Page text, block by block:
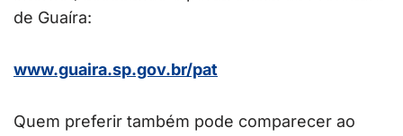
de Guaíra:
www.guaira.sp.gov.br/pat
Quem preferir também pode comparecer ao